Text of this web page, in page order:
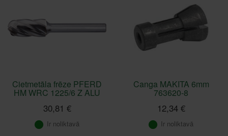
Cietmetāla frēze PFERD
HM WRC 1225/6 Z ALU
30,81 €
Ir noliktavā
Canga MAKITA 6mm
763620-8
12,34 €
Ir noliktavā